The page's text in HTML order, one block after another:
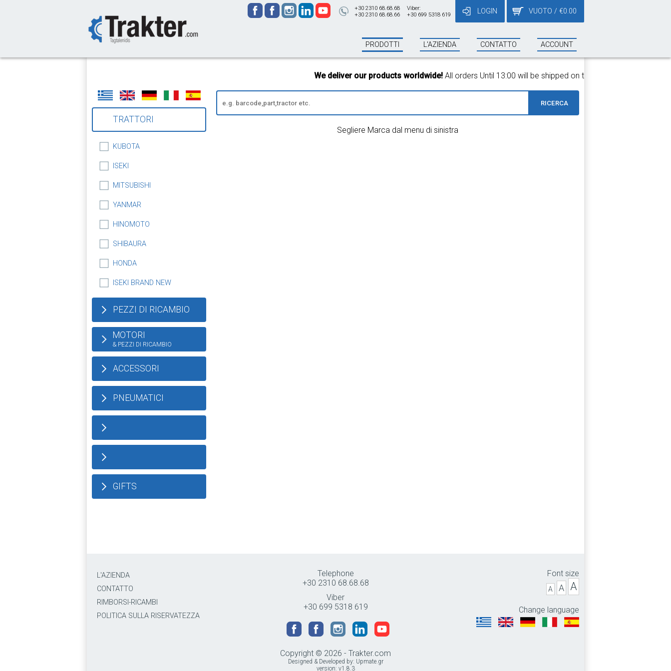
+30 2310 68.68.68
+30 2310 68.68.66
Viber:
+30 699 5318 619
LOGIN VUOTO / €0.00
PRODOTTI L'AZIENDA CONTATTO ACCOUNT
We deliver our products worldwide!All orders Until 13:00 will be shipped on the same day!
TRATTORI
KUBOTA
ISEKI
MITSUBISHI
YANMAR
HINOMOTO
SHIBAURA
HONDA
ISEKI BRAND NEW
PEZZI DI RICAMBIO
MOTORI
& PEZZI DI RICAMBIO
ACCESSORI
PNEUMATICI
GIFTS
RICERCA
Segliere Marca dal menu di sinistra
L'AZIENDA
CONTATTO
RIMBORSI-RICAMBI
POLITICA SULLA RISERVATEZZA
Telephone
+30 2310 68.68.68
Viber
+30 699 5318 619
Copyright © 2026 - Trakter.com
Designed & Developed by: Upmate.gr
version: v1.8.3
Font size
A A A
Change language